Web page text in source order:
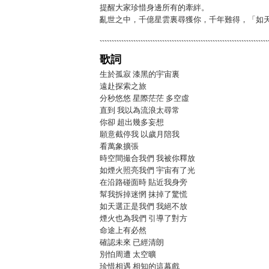
提醒大家珍惜身邊所有的牽絆。
亂世之中，千億星雲裏尋獲你，千年難得，「如
歌詞
生於孤寂 漆黑的宇宙裏
遠赴探索之旅
分秒悠悠 星際茫茫 多空虛
直到 我以為流浪太尋常
你卻 超出幾多妄想
願意截停我 以歲月陪我
看萬象擴張
時空間撮合我們 我被你釋放
如煙火照亮我們 宇宙有了光
在沿路碰面時 貼近我身旁
幫我拆掉迷惘 抹掉了驚慌
如天選正是我們 我絕不放
煙火也為我們 引導了對方
命途上有必然
確認未來 已經清朗
別怕周遭 太空曠
珍惜相遇 相知的這幕戲